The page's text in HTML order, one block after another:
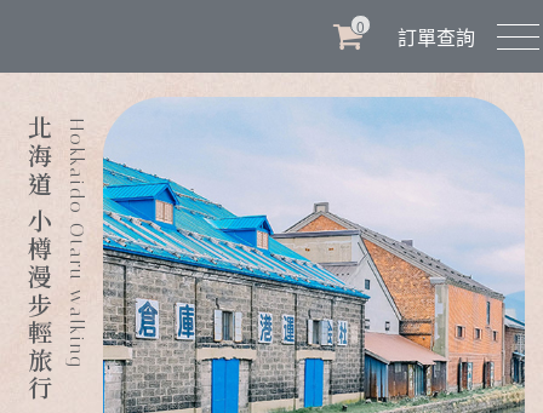
0 訂單查詢
北海道 小樽漫步輕旅行Hokkaido Otaru walking